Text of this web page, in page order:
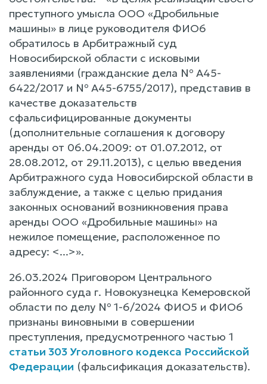
преступного умысла ООО «Дробильные
машины» в лице руководителя ФИО6
обратилось в Арбитражный суд
Новосибирской области с исковыми
заявлениями (гражданские дела № А45-
6422/2017 и № А45-6755/2017), представив в
качестве доказательств
сфальсифицированные документы
(дополнительные соглашения к договору
аренды от 06.04.2009: от 01.07.2012, от
28.08.2012, от 29.11.2013), с целью введения
Арбитражного суда Новосибирской области в
заблуждение, а также с целью придания
законных оснований возникновения права
аренды ООО «Дробильные машины» на
нежилое помещение, расположенное по
адресу: <...>».
26.03.2024 Приговором Центрального
районного суда г. Новокузнецка Кемеровской
области по делу № 1-6/2024 ФИО5 и ФИО6
признаны виновными в совершении
преступления, предусмотренного частью 1
статьи 303 Уголовного кодекса Российской
Федерации (фальсификация доказательств).